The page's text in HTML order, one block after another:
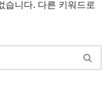
습니다. 다른 키워드로